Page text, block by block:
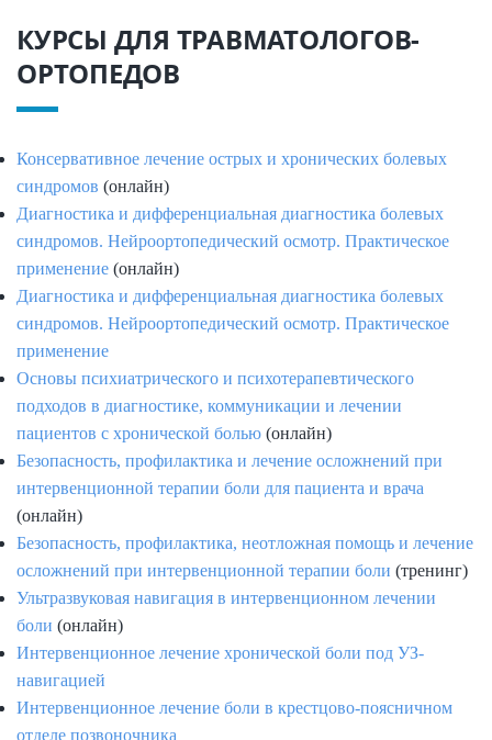
КУРСЫ ДЛЯ ТРАВМАТОЛОГОВ-
ОРТОПЕДОВ
Консервативное лечение острых и хронических болевых
синдромов (онлайн)
Диагностика и дифференциальная диагностика болевых
синдромов. Нейроортопедический осмотр. Практическое
применение (онлайн)
Диагностика и дифференциальная диагностика болевых
синдромов. Нейроортопедический осмотр. Практическое
применение
Основы психиатрического и психотерапевтического
подходов в диагностике, коммуникации и лечении
пациентов с хронической болью (онлайн)
Безопасность, профилактика и лечение осложнений при
интервенционной терапии боли для пациента и врача
(онлайн)
Безопасность, профилактика, неотложная помощь и лечение
осложнений при интервенционной терапии боли (тренинг)
Ультразвуковая навигация в интервенционном лечении
боли (онлайн)
Интервенционное лечение хронической боли под УЗ-
навигацией
Интервенционное лечение боли в крестцово-поясничном
отделе позвоночника